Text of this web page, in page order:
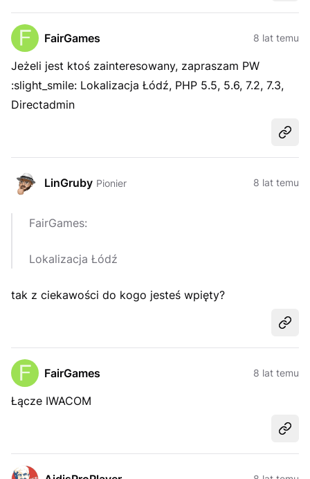
FairGames 8 lat temu
Jeżeli jest ktoś zainteresowany, zapraszam PW
:slight_smile: Lokalizacja Łódź, PHP 5.5, 5.6, 7.2, 7.3,
Directadmin
LinGruby Pionier 8 lat temu
FairGames:
Lokalizacja Łódź
tak z ciekawości do kogo jesteś wpięty?
FairGames 8 lat temu
Łącze IWACOM